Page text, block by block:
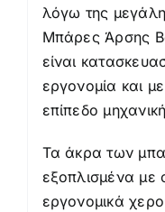
λόγω της
Μπάρες Άρσης
είναι
εργονομία και
επίπεδο
Τα άκρα των
εξοπλισμένα με
εργονομικά